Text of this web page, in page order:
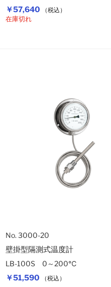
￥57,640 （税込）
在庫切れ
￥51,590 （税込）
No. 3000-20
壁掛型隔測式温度計
LB-100S 0～200℃